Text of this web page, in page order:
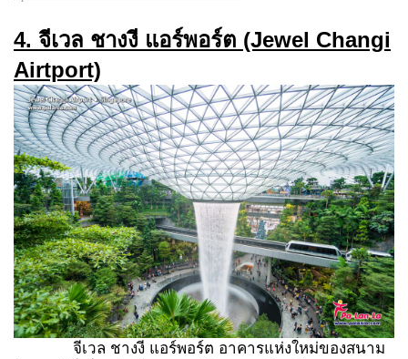
4. จีเวล ชางงี แอร์พอร์ต (Jewel Changi
Airtport)
จีเวล ชางงี แอร์พอร์ต อาคารแห่งใหม่ของสนาม